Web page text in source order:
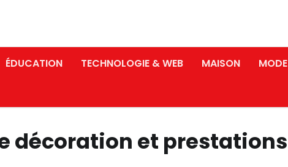
ÉDUCATION TECHNOLOGIE & WEB MAISON MODE
décoration et prestations